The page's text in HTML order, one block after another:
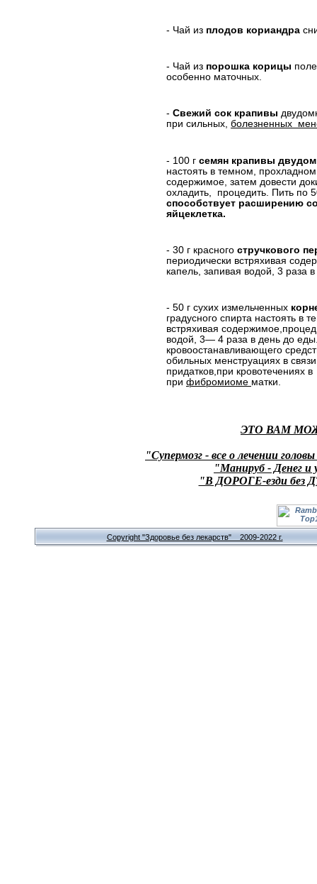
- Чай из плодов кориандра
- Чай из порошка корицы
особенно маточных.
- Свежий сок крапивы
при сильных, болезненных
- 100 г семян крапивы
настоять в темном,
содержимое, затем довести
охладить,
процедить. Пить по
способствует расширению
яйцеклетка.
- 30 г красного стручкового
периодически встряхивая
капель, запивая водой, 3 раза
- 50 г сухих измельченных
градусного спирта настоять в
встряхивая
водой, 3— 4 раза в день до
кровоостанавливающего
обильных менструациях в
придатков,при кровотечениях в
при фибромиоме матки.
ЭТО ВАМ
"Супермозг - все о лечении
"Манируб - Денег и
"В ДОРОГЕ-езди без
Copyright "Здоровье без лекарств" 2009-2022 г.